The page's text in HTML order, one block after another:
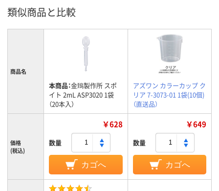
類似商品と比較
商品名
本商品：金鵄製作所 スポ
イト 2mL ASP3020 1袋
（20本入）
アズワン カラーカップ ク
リア 7-3073-01 1袋(10個)
（直送品）
価格
(税込)
￥628
数量
カゴへ
￥649
数量
カゴへ